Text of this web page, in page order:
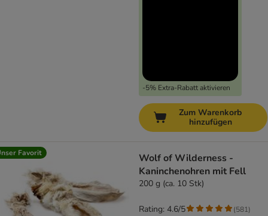
-5% Extra-Rabatt aktivieren
Zum Warenkorb
hinzufügen
Favorit
Wolf of Wilderness -
Kaninchenohren mit Fell
200 g (ca. 10 Stk)
Rating: 4.6/5 (581)